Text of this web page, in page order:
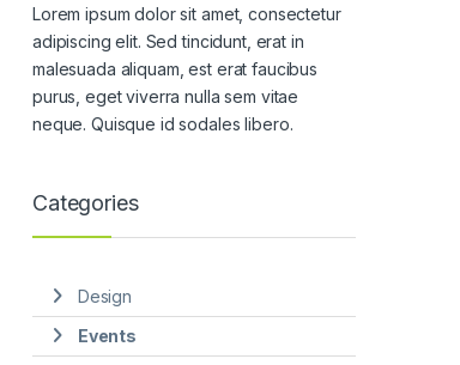
Lorem ipsum dolor sit amet, consectetur
adipiscing elit. Sed tincidunt, erat in
malesuada aliquam, est erat faucibus
purus, eget viverra nulla sem vitae
neque. Quisque id sodales libero.
Categories
Design
Events